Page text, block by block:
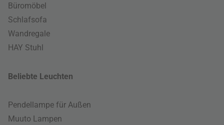
Büromöbel
Schlafsofa
Wandregale
HAY Stuhl
Beliebte Leuchten
Pendellampe für Außen
Muuto Lampen